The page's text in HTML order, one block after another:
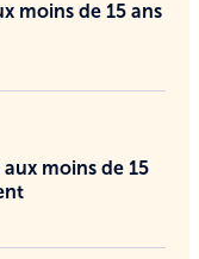
moins de 15 ans
moins de 15